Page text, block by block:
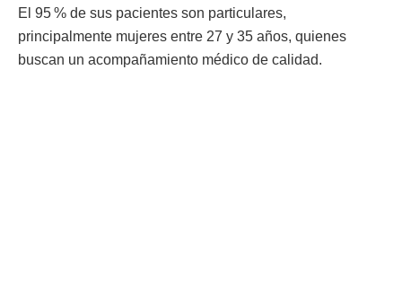
El 95 % de sus pacientes son particulares,
principalmente mujeres entre 27 y 35 años, quienes
buscan un acompañamiento médico de calidad.